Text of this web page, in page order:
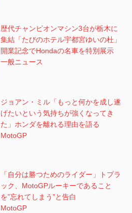
歴代チャンピオンマシン3台が栃木に
集結「たびのホテル宇都宮ゆいの杜」
開業記念でHondaの名車を特別展示
一般ニュース
ジョアン・ミル「もっと何かを成し遂
げたいという気持ちが強くなってき
た」ホンダを離れる理由を語る
MotoGP
「自分は勝つためのライダー」トプラ
ック、MotoGPルーキーであること
を”忘れてしまう”と告白
MotoGP